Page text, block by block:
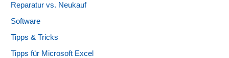
Reparatur vs. Neukauf
Software
Tipps & Tricks
Tipps für Microsoft Excel